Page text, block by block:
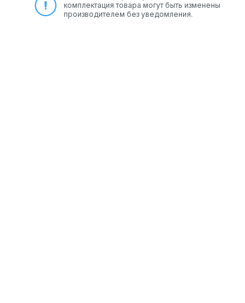
комплектация товара могут быть изменены
производителем без уведомления.